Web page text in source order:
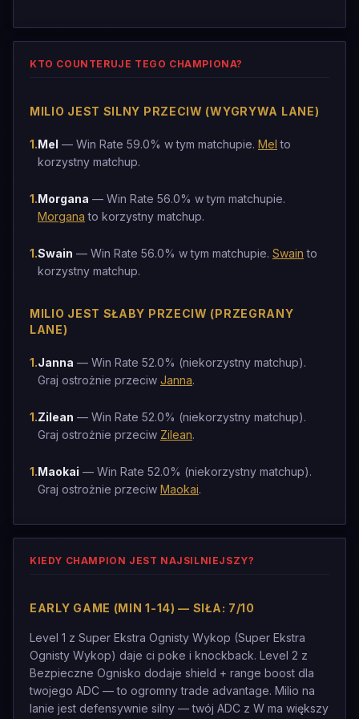
KTO COUNTERUJE TEGO CHAMPIONA?
MILIO JEST SILNY PRZECIW (WYGRYWA LANE)
1.Mel — Win Rate 59.0% w tym matchupie. Mel to
korzystny matchup.
1.Morgana — Win Rate 56.0% w tym matchupie.
Morgana to korzystny matchup.
1.Swain — Win Rate 56.0% w tym matchupie. Swain to
korzystny matchup.
MILIO JEST SŁABY PRZECIW (PRZEGRANY
LANE)
1.Janna — Win Rate 52.0% (niekorzystny matchup).
Graj ostrożnie przeciw Janna.
1.Zilean — Win Rate 52.0% (niekorzystny matchup).
Graj ostrożnie przeciw Zilean.
1.Maokai — Win Rate 52.0% (niekorzystny matchup).
Graj ostrożnie przeciw Maokai.
KIEDY CHAMPION JEST NAJSILNIEJSZY?
EARLY GAME (MIN 1-14) — SIŁA: 7/10
Level 1 z Super Ekstra Ognisty Wykop (Super Ekstra
Ognisty Wykop) daje ci poke i knockback. Level 2 z
Bezpieczne Ognisko dodaje shield + range boost dla
twojego ADC — to ogromny trade advantage. Milio na
lanie jest defensywnie silny — twój ADC z W ma większy